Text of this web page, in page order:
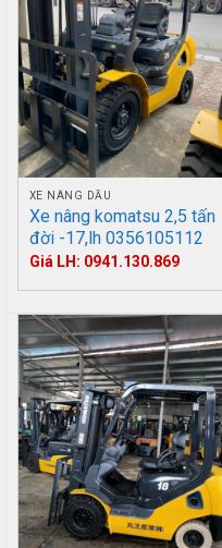
XE NÂNG DẦU
Xe nâng komatsu 2,5 tấn
đời -17,lh 0356105112
Giá LH: 0941.130.869